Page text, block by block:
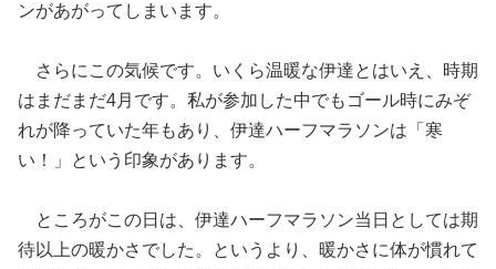
ンがあがってしまいます。
さらにこの気候です。いくら温暖な伊達とはいえ、時期
はまだまだ4月です。私が参加した中でもゴール時にみぞ
れが降っていた年もあり、伊達ハーフマラソンは「寒
い！」という印象があります。
ところがこの日は、伊達ハーフマラソン当日としては期
待以上の暖かさでした。というより、暖かさに体が慣れて